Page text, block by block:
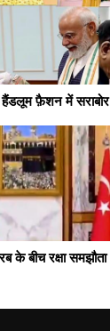
फ़ैशन में सराबोर
के बीच रक्षा समझौता